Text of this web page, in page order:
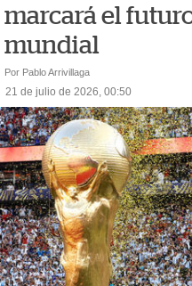
marcará el
mundial
Por Pablo Arrivillaga
21 de julio de 2026, 00:50